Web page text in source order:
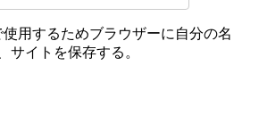
用するためブラウザーに自分の名
サイトを保存する。